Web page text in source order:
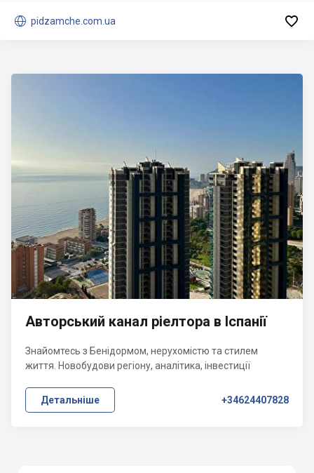
 pidzamche.com.ua 
Авторський канал ріелтора в Іспанії
Знайомтесь з Бенідормом, нерухомістю та стилем
життя. Новобудови регіону, аналітика, інвестиції
Детальніше +34624407828